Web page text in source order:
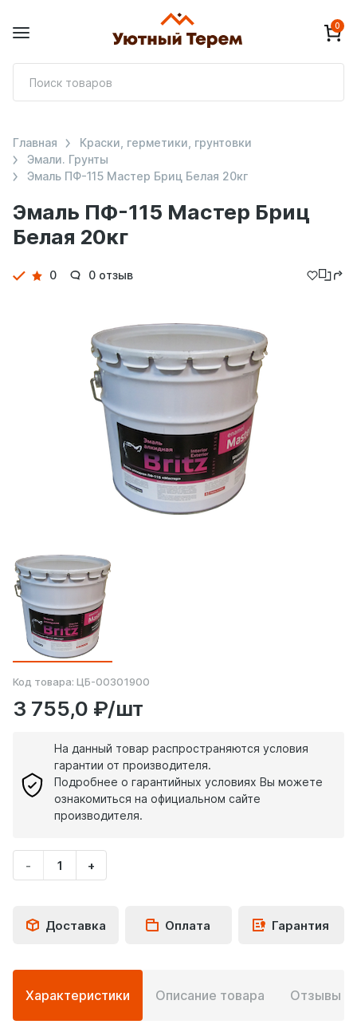
0
Эмаль ПФ-115 Мастер Бриц
Белая 20кг
Главная
Краски, герметики, грунтовки
Эмали. Грунты
Эмаль ПФ-115 Мастер Бриц Белая 20кг
Детали
0 0 отзыв
Код товара: ЦБ-00301900
3 755,0 ₽/шт
На данный товар распространяются условия
гарантии от производителя.
Подробнее о гарантийных условиях Вы можете
ознакомиться на официальном сайте
производителя.
-
Укажите
количество
+
Доставка Оплата Гарантия
Подробная
информация
о
Характеристики Описание товара Отзывы